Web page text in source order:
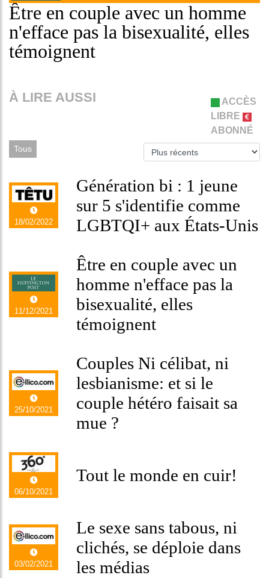
Être en couple avec un homme
n'efface pas la bisexualité, elles
témoignent
À LIRE AUSSI
ACCÈS
LIBRE
ABONNÉ
Tous
18/02/2022
Génération bi : 1 jeune
sur 5 s'identifie comme
LGBTQI+ aux États-Unis
11/12/2021
Être en couple avec un
homme n'efface pas la
bisexualité, elles
témoignent
25/10/2021
Couples Ni célibat, ni
lesbianisme: et si le
couple hétéro faisait sa
mue ?
06/10/2021
Tout le monde en cuir!
03/02/2021
Le sexe sans tabous, ni
clichés, se déploie dans
les médias